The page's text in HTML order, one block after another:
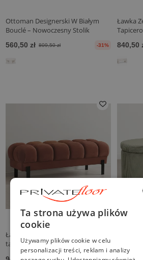
Ottoman Designerski W Białym
Bouclé – Nowoczesny Stolik
560,50 zł 809,50 zł -31%
Ławka
Do
840,50
Ławka w stylu Chesterfield
tapicerowana aksamitem z
żelaznymi nogami - Hamptons
Ławka
ENGLISH
Ta strona używa plików
cookie
Używamy plików cookie w celu
personalizacji treści, reklam i analizy